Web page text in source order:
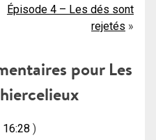
Épisode 4 – Les dés sont
rejetés
pour Les